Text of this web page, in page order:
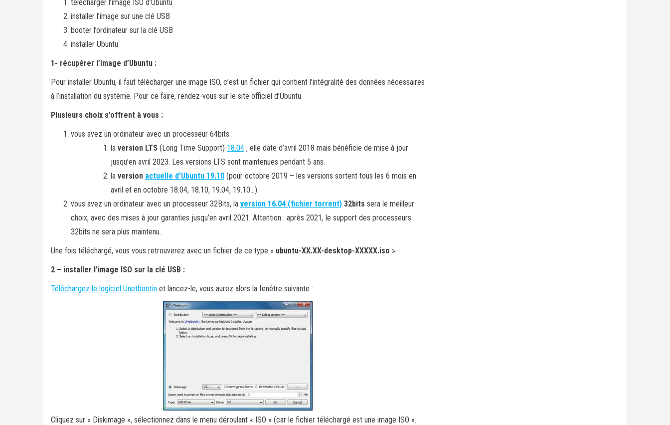
télécharger l’image ISO d’Ubuntu
installer l’image sur une clé USB
booter l’ordinateur sur la clé USB
installer Ubuntu
1- récupérer l’image d’Ubuntu :
Pour installer Ubuntu, il faut télécharger une image ISO, c’est un fichier qui contient l’intégralité des données nécessaires
à l’installation du système. Pour ce faire, rendez-vous sur le site officiel d’Ubuntu.
Plusieurs choix s’offrent à vous :
vous avez un ordinateur avec un processeur 64bits :
la version LTS (Long Time Support) 18.04 , elle date d’avril 2018 mais bénéficie de mise à jour
jusqu’en avril 2023. Les versions LTS sont maintenues pendant 5 ans.
la version actuelle d’Ubuntu 19.10 (pour octobre 2019 – les versions sortent tous les 6 mois en
avril et en octobre 18.04, 18.10, 19.04, 19.10…).
vous avez un ordinateur avec un processeur 32Bits, la version 16.04 (fichier torrent) 32bits sera le meilleur
choix, avec des mises à jour garanties jusqu’en avril 2021. Attention : après 2021, le support des processeurs
32bits ne sera plus maintenu.
Une fois téléchargé, vous vous retrouverez avec un fichier de ce type « ubuntu-XX.XX-desktop-XXXXX.iso »
2 – installer l’image ISO sur la clé USB :
Téléchargez le logiciel Unetbootin et lancez-le, vous aurez alors la fenêtre suivante :
Cliquez sur « Diskimage », sélectionnez dans le menu déroulant « ISO » (car le fichier téléchargé est une image ISO ».